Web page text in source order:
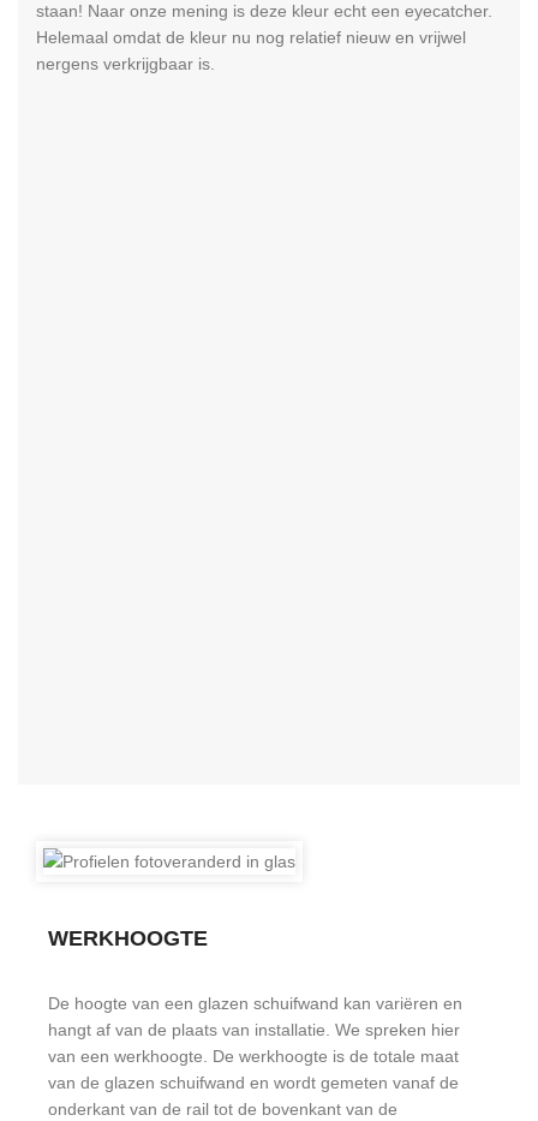
staan! Naar onze mening is deze kleur echt een eyecatcher.
Helemaal omdat de kleur nu nog relatief nieuw en vrijwel
nergens verkrijgbaar is.
WERKHOOGTE
De hoogte van een glazen schuifwand kan variëren en
hangt af van de plaats van installatie. We spreken hier
van een werkhoogte. De werkhoogte is de totale maat
van de glazen schuifwand en wordt gemeten vanaf de
onderkant van de rail tot de bovenkant van de